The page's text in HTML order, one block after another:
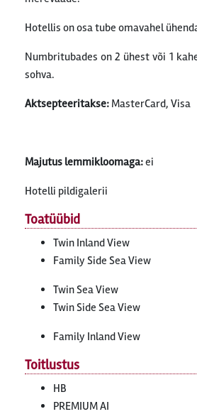
Hotellis on osa tube omavahel
Numbritubades on 2 ühest või 1
sohva.
Aktsepteeritakse: MasterCard, Visa
Majutus lemmikloomaga:ei
Hotelli pildigalerii
Toatüübid
Twin Inland View
Family Side Sea View
Twin Sea View
Twin Side Sea View
Family Inland View
Toitlustus
HB
PREMIUM AI